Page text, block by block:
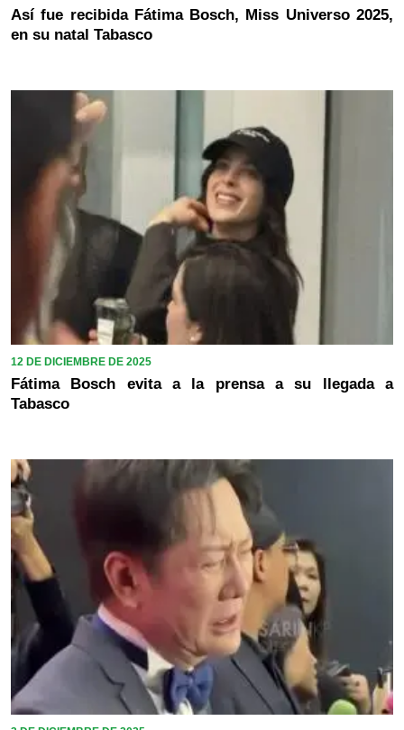
Así fue recibida Fátima Bosch, Miss Universo 2025,
en su natal Tabasco
12 DE DICIEMBRE DE 2025
Fátima Bosch evita a la prensa a su llegada a
Tabasco